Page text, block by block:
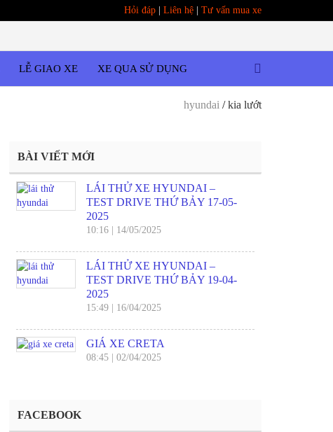
Hỏi đáp Liên hệ Tư vấn mua xe
LỄ GIAO XE XE QUA SỬ DỤNG
hyundai /kia lướt
BÀI VIẾT MỚI
LÁI THỬ XE HYUNDAI –
TEST DRIVE THỨ BẢY 17-05-
2025
10:16 14/05/2025
LÁI THỬ XE HYUNDAI –
TEST DRIVE THỨ BẢY 19-04-
2025
15:49 16/04/2025
GIÁ XE CRETA
08:45 02/04/2025
FACEBOOK